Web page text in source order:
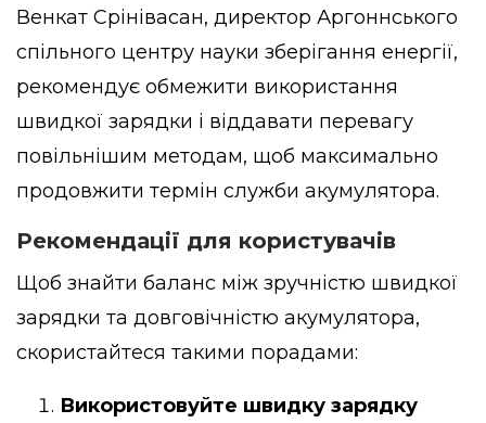
Венкат Срінівасан, директор Аргоннського
спільного центру науки зберігання енергії,
рекомендує обмежити використання
швидкої зарядки і віддавати перевагу
повільнішим методам, щоб максимально
продовжити термін служби акумулятора.
Рекомендації для користувачів
Щоб знайти баланс між зручністю швидкої
зарядки та довговічністю акумулятора,
скористайтеся такими порадами:
Використовуйте швидку зарядку